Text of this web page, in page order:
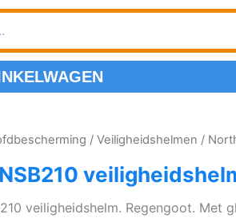
/ Veiligheidshelmen /
veiligheidshelm. Regengoot. Met